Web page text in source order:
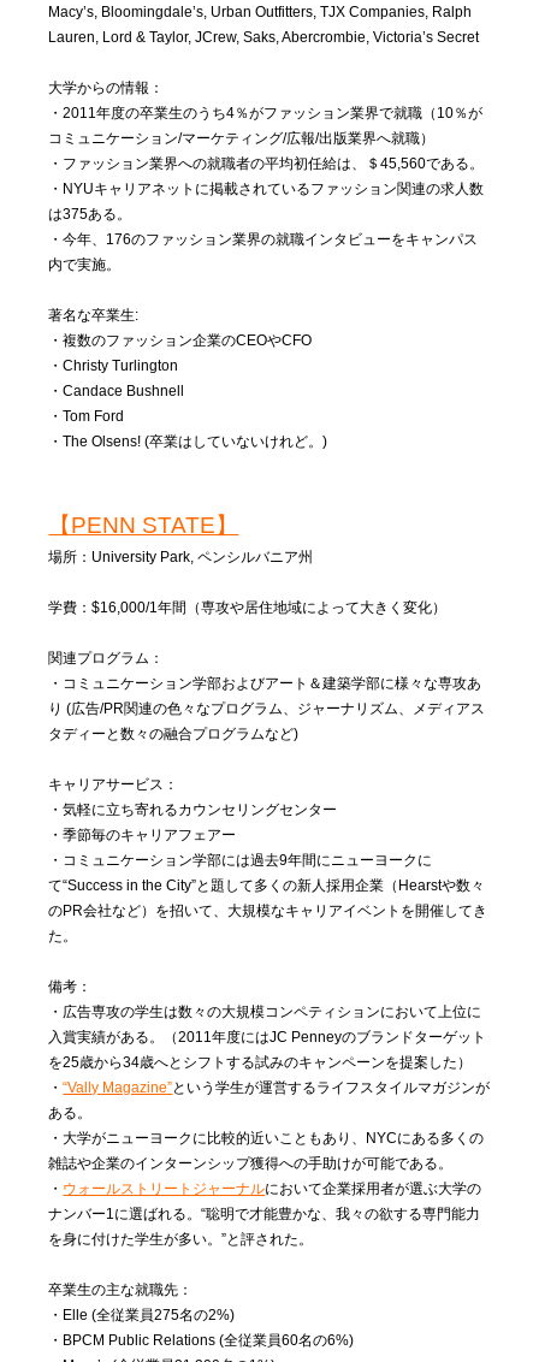
Macy’s, Bloomingdale’s, Urban Outfitters, TJX Companies, Ralph
Lauren, Lord & Taylor, JCrew, Saks, Abercrombie, Victoria’s Secret
大学からの情報：
・2011年度の卒業生のうち4％がファッション業界で就職（10％が
コミュニケーション/マーケティング/広報/出版業界へ就職）
・ファッション業界への就職者の平均初任給は、＄45,560である。
・NYUキャリアネットに掲載されているファッション関連の求人数
は375ある。
・今年、176のファッション業界の就職インタビューをキャンパス
内で実施。
著名な卒業生:
・複数のファッション企業のCEOやCFO
・Christy Turlington
・Candace Bushnell
・Tom Ford
・The Olsens! (卒業はしていないけれど。)
【PENN STATE】
場所：University Park, ペンシルバニア州
学費：$16,000/1年間（専攻や居住地域によって大きく変化）
関連プログラム：
・コミュニケーション学部およびアート＆建築学部に様々な専攻あ
り (広告/PR関連の色々なプログラム、ジャーナリズム、メディアス
タディーと数々の融合プログラムなど)
キャリアサービス：
・気軽に立ち寄れるカウンセリングセンター
・季節毎のキャリアフェアー
・コミュニケーション学部には過去9年間にニューヨークに
て“Success in the City”と題して多くの新人採用企業（Hearstや数々
のPR会社など）を招いて、大規模なキャリアイベントを開催してき
た。
備考：
・広告専攻の学生は数々の大規模コンペティションにおいて上位に
入賞実績がある。（2011年度にはJC Penneyのブランドターゲット
を25歳から34歳へとシフトする試みのキャンペーンを提案した）
・“Vally Magazine”という学生が運営するライフスタイルマガジンが
ある。
・大学がニューヨークに比較的近いこともあり、NYCにある多くの
雑誌や企業のインターンシップ獲得への手助けが可能である。
・ ウォールストリートジャーナルにおいて企業採用者が選ぶ大学の
ナンバー1に選ばれる。“聡明で才能豊かな、我々の欲する専門能力
を身に付けた学生が多い。”と評された。
卒業生の主な就職先：
・Elle (全従業員275名の2%)
・BPCM Public Relations (全従業員60名の6%)